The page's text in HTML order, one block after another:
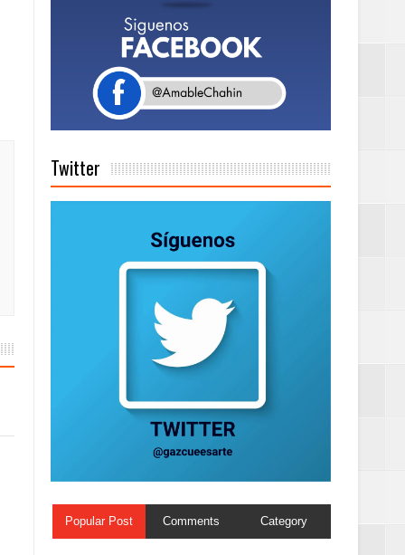
Capital”
días a
Twitter
Popular Post Comments Category